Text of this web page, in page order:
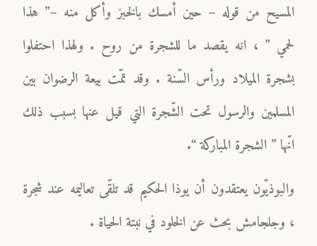
المسيح من قوله – حين أمسك بالخبز وأكل منه –” هذا
لحمي ” ، انه يقصد ما للشجرة من روح . ولهذا احتفلوا
بشجرة الميلاد ورأس السّنة . وقد تمّت بيعة الرضوان بين
المسلمين والرسول تحت الشّجرة التي قيل عنها بسبب ذلك
انّها ” الشجرة المباركة “.
والبوذيّون يعتقدون أن يوذا الحكيم قد تلقّى تعاليمه عند شجرة
، وجلجامش بحث عن الخلود في نبتة الحياة .